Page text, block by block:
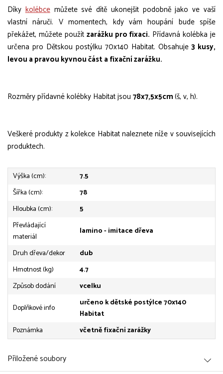
Díkykolébcemůžete své dítě ukonejšit podobně jako ve vaší
vlastní náruči. V momentech, kdy vám houpání bude spíše
překážet, můžete použít zarážku pro fixaci. Přídavná kolébka je
určena pro Dětskou postýlku 70x140 Habitat. Obsahuje 3 kusy,
levou a pravou kyvnou část a fixační zarážku.
Rozměry přídavné kolébky Habitat jsou 78x7,5x5cm(š, v, h).
Veškeré produkty z kolekce Habitat naleznete níže v souvisejících
produktech.
Výška (cm):
7.5
Šířka (cm):
78
Hloubka (cm):
5
Převládající
materiál
lamino - imitace dřeva
Druh dřeva/dekor
dub
Hmotnost (kg)
4.7
Způsob dodání
vcelku
Doplňkové info
určeno k dětské postýlce 70x140
Habitat
Poznámka
včetně fixační zarážky
Přiložené soubory